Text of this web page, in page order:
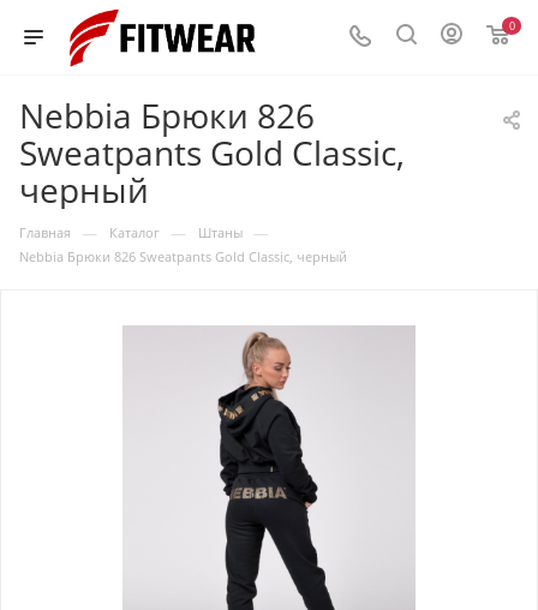
0
Nebbia Брюки 826
Sweatpants Gold Classic,
черный
Главная — Каталог — Штаны —
Nebbia Брюки 826 Sweatpants Gold Classic, черный